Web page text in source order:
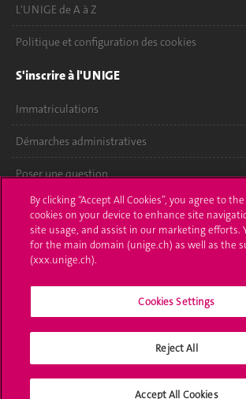
L'UNIGE de A à Z
Politique et configuration des cookies
S'inscrire à l'UNIGE
Immatriculations
Démarches administratives
Poser une question
L'UNIGE vous informe
UNIGE Mobile
Bibliothèque
By clicking “Accept All Cookies”, you agree to
cookies on your device to enhance site
site usage, and assist in our marketing efforts.
for the main domain (unige.ch) as well as the
(xxx.unige.ch).
Cookies Settings
Reject All
Accept All Cookies